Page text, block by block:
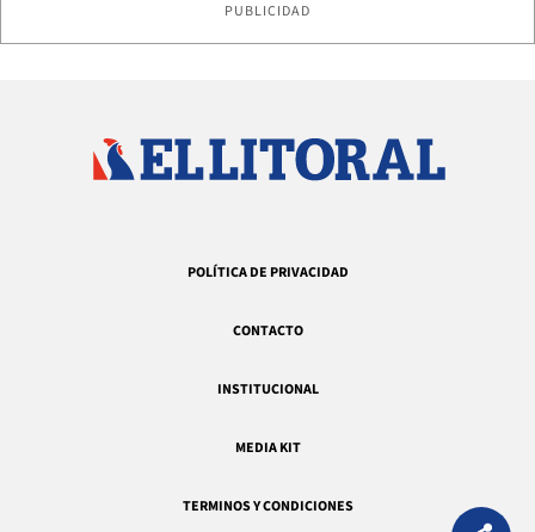
PUBLICIDAD
POLÍTICA DE PRIVACIDAD
CONTACTO
INSTITUCIONAL
MEDIA KIT
TERMINOS Y CONDICIONES